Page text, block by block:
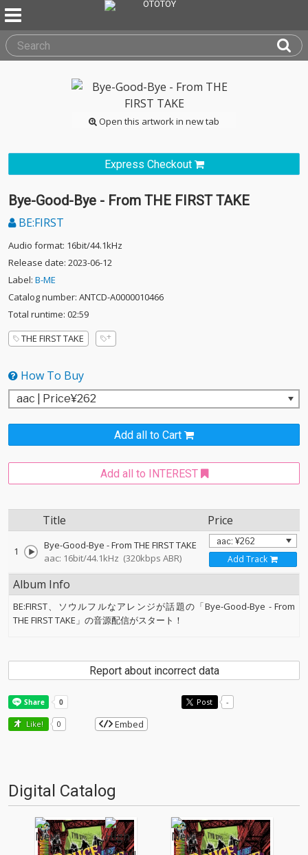
Open this artwork in new tab
Express Checkout
Bye-Good-Bye - From THE FIRST TAKE
BE:FIRST
Audio format: 16bit/44.1kHz
Release date: 2023-06-12
Label: B-ME
Catalog number: ANTCD-A0000010466
Total runtime: 02:59
THE FIRST TAKE
How To Buy
Add all to Cart
Add all to INTEREST
Title Price
1
Bye-Good-Bye - From THE FIRST TAKE
aac: 16bit/44.1kHz (320kbps ABR) Add Track
Album Info
BE:FIRST、ソウルフルなアレンジが話題の「Bye-Good-Bye - From
THE FIRST TAKE」の音源配信がスタート！
Report about incorrect data
Post -
Like! 0 Embed
Digital Catalog